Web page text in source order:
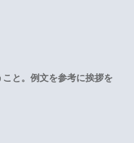
こと。例文を参考に挨拶を